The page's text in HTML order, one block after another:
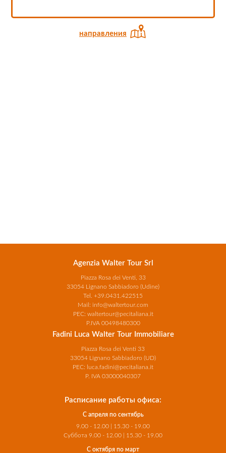
направления
Agenzia Walter Tour Srl
Piazza Rosa dei Venti, 33
33054 Lignano Sabbiadoro (Udine)
Tel. +39.0431.422515
Mail: info@waltertour.com
PEC: waltertour@pecitaliana.it
P.IVA 00498480300
Fadini Luca Walter Tour Immobiliare
Piazza Rosa dei Venti 33
33054 Lignano Sabbiadoro (UD)
PEC:
luca.fadini@pecitaliana.it
P. IVA 03000040307
Расписание работы офиса:
С апреля по сентябрь
9.00 - 12.00 | 15.30 - 19.00
Суббота 9.00 - 12.00 | 15.30 - 19.00
С октября по март